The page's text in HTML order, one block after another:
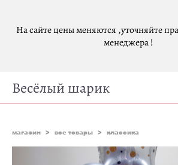
На сайте цены меняются ,уточняйте
менеджера !
Весёлый шарик
магазин > все товары > классика